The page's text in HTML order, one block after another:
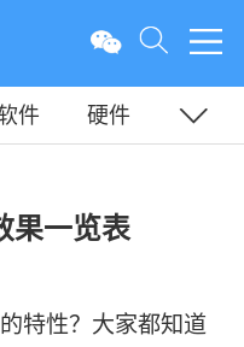
件
硬件
果一览表
特性？大家都知道